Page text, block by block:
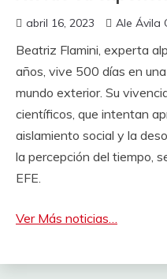
abril 16, 2023 Ale Ávila
Beatriz Flamini, experta
años, vive 500 días en
mundo exterior. Su
científicos, que intentan
aislamiento social y la
la percepción del tiempo,
EFE.
Ver Más noticias…